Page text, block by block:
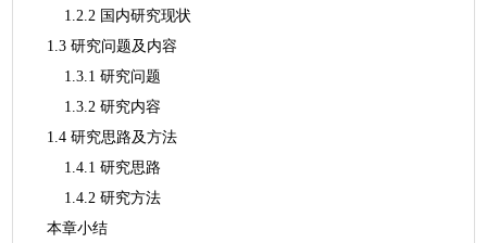
1.2.2 国内研究现状
1.3 研究问题及内容
1.3.1 研究问题
1.3.2 研究内容
1.4 研究思路及方法
1.4.1 研究思路
1.4.2 研究方法
本章小结